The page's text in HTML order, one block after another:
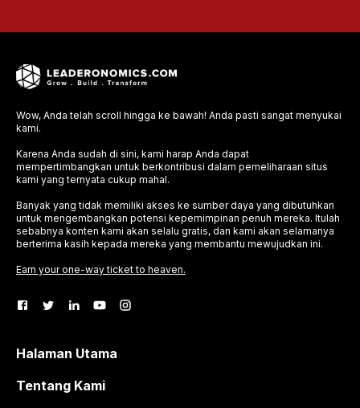
Wow, Anda telah scroll hingga ke bawah! Anda pasti sangat menyukai
kami.
Karena Anda sudah di sini, kami harap Anda dapat
mempertimbangkan untuk berkontribusi dalam pemeliharaan situs
kami yang ternyata cukup mahal.
Banyak yang tidak memiliki akses ke sumber daya yang dibutuhkan
untuk mengembangkan potensi kepemimpinan penuh mereka. Itulah
sebabnya konten kami akan selalu gratis, dan kami akan selamanya
berterima kasih kepada mereka yang membantu mewujudkan ini.
Earn your one-way ticket to heaven.
Halaman Utama
Tentang Kami